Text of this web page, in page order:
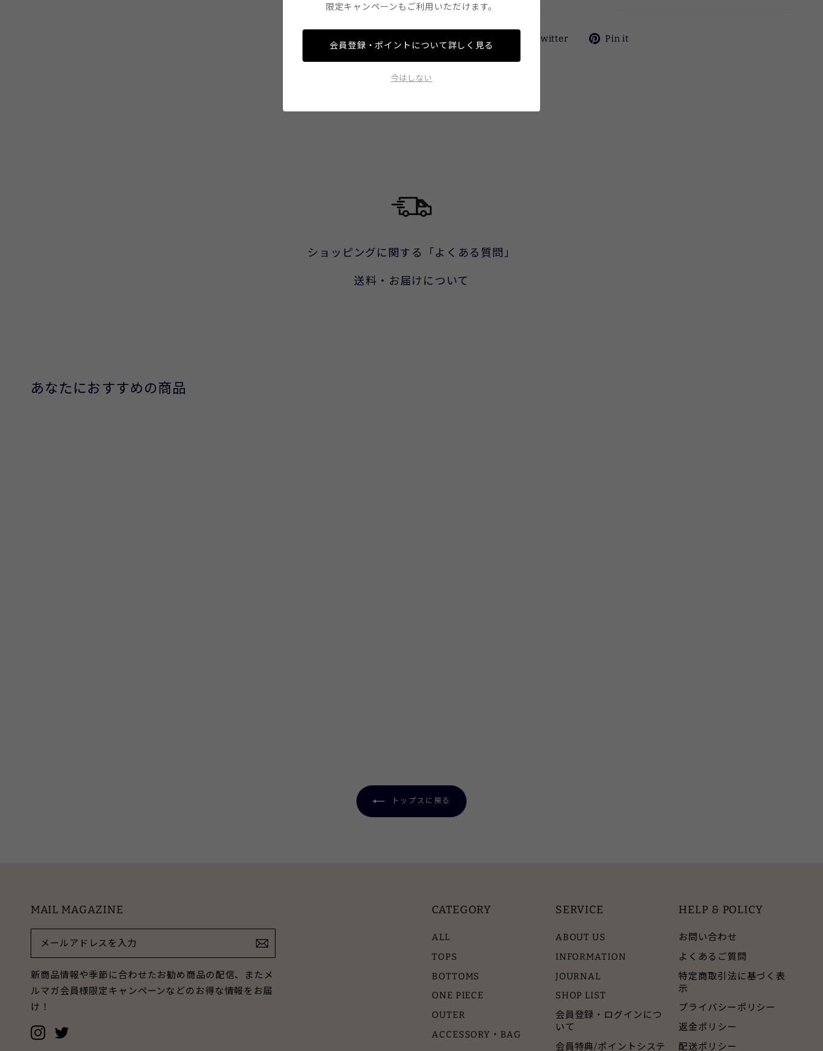
Facebook
Facebook
ア
Twitter
ツ
Pin it
ショッピングに関する「よくある質問」
送料・お届けについて
あなたにおすすめの商品
トップスに戻る
MAIL MAGAZINE
ル
ア
ド
ス
を
入
新商品情報や季節に合わせたお勧め商品の配信、またメ
ルマガ会員様限定キャンペーンなどのお得な情報をお届
け！
Instagram
CATEGORY
ALL
TOPS
BOTTOMS
ONE PIECE
OUTER
ACCESSORY・BAG
SERVICE
ABOUT US
INFORMATION
JOURNAL
SHOP LIST
会員登録・ログインにつ
いて
会員特典/ポイントシステ
HELP & POLICY
お問い合わせ
よくあるご質問
特定商取引法に基づく表
示
プライバシーポリシー
返金ポリシー
配送ポリシー
限定キャンペーンもご利用いただけます。
会員登録・ポイントについて詳しく見る
今はしない